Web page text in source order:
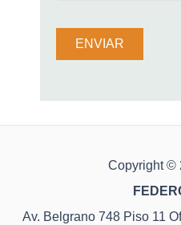
Copyright ©
Av. Belgrano 748 Piso 11